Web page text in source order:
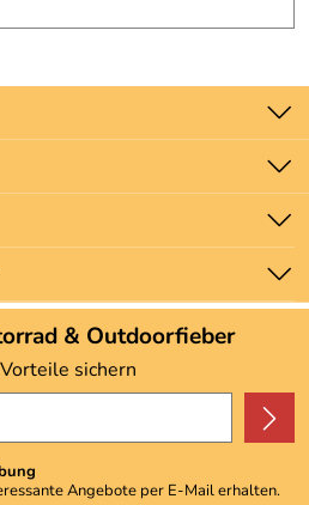
& Outdoorfieber
sichern
Angebote per E-Mail erhalten.